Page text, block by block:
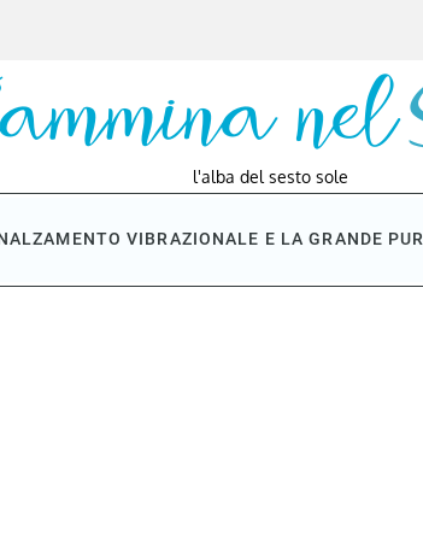
l'alba del sesto sole
VIBRAZIONALE E LA GRANDE